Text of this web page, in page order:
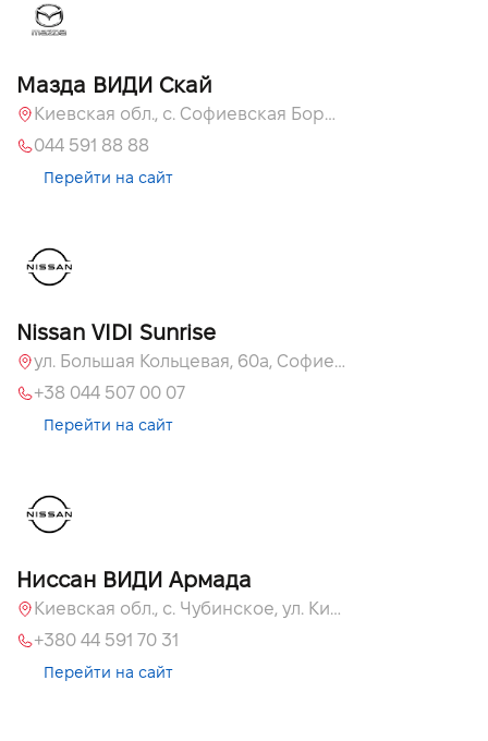
Мазда ВИДИ Скай
Киевская обл., с. Софиевская Борщаговка, ул. Большая Кольцевая, 60 А
044 591 88 88
Перейти на сайт
Nissan VIDI Sunrise
ул. Большая Кольцевая, 60а, Софиевская Борщаговка, Киевская обл.
+38 044 507 00 07
Перейти на сайт
Ниссан ВИДИ Армада
Киевская обл., c. Чубинское, ул. Киевская, 55
+380 44 591 70 31
Перейти на сайт